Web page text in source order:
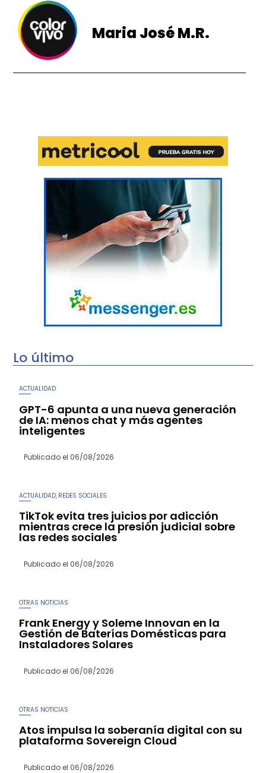
Maria José M.R.
Lo último
ACTUALIDAD
GPT-6 apunta a una nueva generación
de IA: menos chat y más agentes
inteligentes
Publicado el 06/08/2026
ACTUALIDAD REDES SOCIALES
TikTok evita tres juicios por adicción
mientras crece la presión judicial sobre
las redes sociales
Publicado el 06/08/2026
OTRAS NOTICIAS
Frank Energy y Soleme Innovan en la
Gestión de Baterías Domésticas para
Instaladores Solares
Publicado el 06/08/2026
OTRAS NOTICIAS
Atos impulsa la soberanía digital con su
plataforma Sovereign Cloud
Publicado el 06/08/2026